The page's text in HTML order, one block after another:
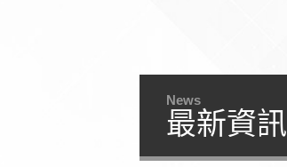
News
最新資訊